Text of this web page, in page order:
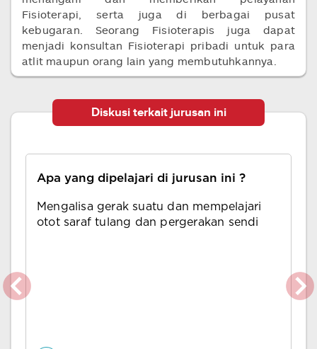
Fisioterapi, serta juga di berbagai pusat
kebugaran. Seorang Fisioterapis juga dapat
menjadi konsultan Fisioterapi pribadi untuk para
atlit maupun orang lain yang membutuhkannya.
Diskusi terkait jurusan ini
Apa yang dipelajari di jurusan ini ?
Mengalisa gerak suatu dan mempelajari
otot saraf tulang dan pergerakan sendi